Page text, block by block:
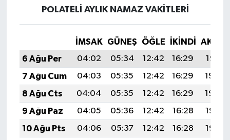
POLATELI AYLIK NAMAZ VAKITLERI
İMSAK GÜNEŞ ÖĞLE İKINDI
6 Ağu Per
04:02 05:34 12:42 16:29
19:41
7 Ağu Cum
04:03 05:35 12:42 16:29
19:40
8 Ağu Cts
04:04 05:35 12:42 16:29
19:39
9 Ağu Paz
04:05 05:36 12:42 16:28
19:38
10 Ağu Pts
04:06 05:37 12:42 16:28
19:37